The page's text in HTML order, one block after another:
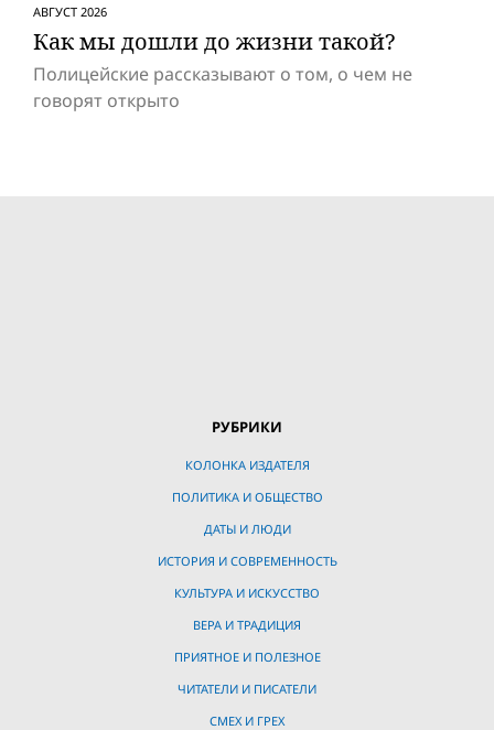
АВГУСТ 2026
Как мы дошли до жизни такой?
Полицейские рассказывают о том, о чем не
говорят открыто
РУБРИКИ
КОЛОНКА ИЗДАТЕЛЯ
ПОЛИТИКА И ОБЩЕСТВО
ДАТЫ И ЛЮДИ
ИСТОРИЯ И СОВРЕМЕННОСТЬ
КУЛЬТУРА И ИСКУССТВО
ВЕРА И ТРАДИЦИЯ
ПРИЯТНОЕ И ПОЛЕЗНОЕ
ЧИТАТЕЛИ И ПИСАТЕЛИ
СМЕХ И ГРЕХ